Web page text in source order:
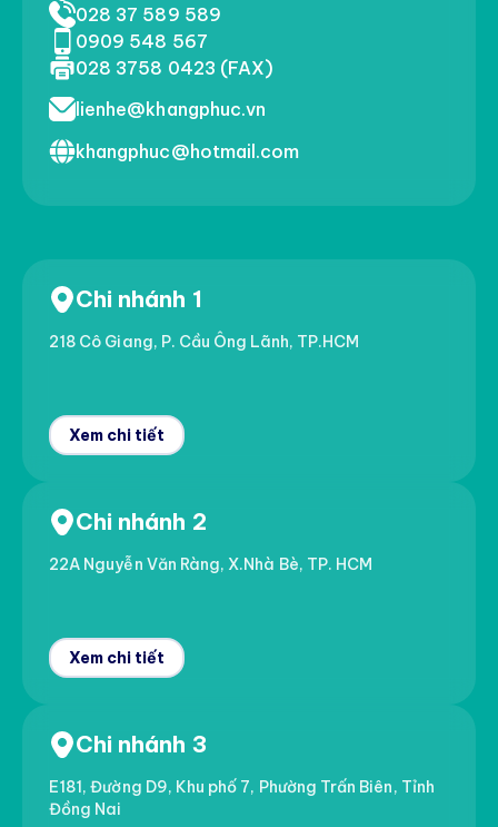
028 37 589 589
0909 548 567
028 3758 0423 (FAX)
lienhe@khangphuc.vn
khangphuc@hotmail.com
Chi nhánh 1
218 Cô Giang, P. Cầu Ông Lãnh, TP.HCM
Xem chi tiết
Chi nhánh 2
22A Nguyễn Văn Ràng, X.Nhà Bè, TP. HCM
Xem chi tiết
Chi nhánh 3
E181, Đường D9, Khu phố 7, Phường Trấn Biên, Tỉnh
Đồng Nai